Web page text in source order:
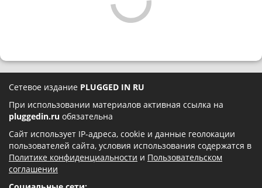
Сетевое издание PLUGGED IN RU
При использовании материалов активная ссылка на
pluggedin.ru обязательна
Сайт использует IP-адреса, cookie и данные геолокации
пользователей сайта, условия использования содержатся в
Политике конфиденциальности и Пользовательском
соглашении